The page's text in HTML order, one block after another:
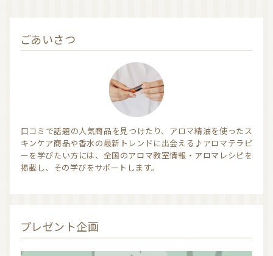
ごあいさつ
口コミで話題の人気商品を見つけたり、アロマ精油を使ったス
キンケア商品や香水の最新トレンドに出会える♪アロマテラピ
ーを学びたい方には、全国のアロマ教室情報・アロマレシピを
掲載し、その学びをサポートします。
プレゼント企画